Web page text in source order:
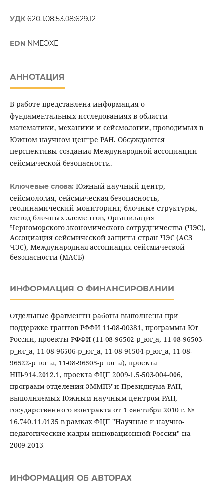
УДК 620.1.08:53.08:629.12
EDN NMEOXE
АННОТАЦИЯ
В работе представлена информация о
фундаментальных исследованиях в области
математики, механики и сейсмологии, проводимых в
Южном научном центре РАН. Обсуждаются
перспективы создания Международной ассоциации
сейсмической безопасности.
Ключевые слова: Южный научный центр,
сейсмология, сейсмическая безопасность,
геодинамический мониторинг, блочные структуры,
метод блочных элементов, Организация
Черноморского экономического сотрудничества (ЧЭС),
Ассоциация сейсмической защиты стран ЧЭС (АСЗ
ЧЭС), Международная ассоциация сейсмической
безопасности (МАСБ)
ИНФОРМАЦИЯ О ФИНАНСИРОВАНИИ
Отдельные фрагменты работы выполнены при
поддержке грантов РФФИ 11-08-00381, программы Юг
России, проекты РФФИ (11-08-96502-р_юг_а, 11-08-96503-
р_юг_а, 11-08-96506-р_юг_а, 11-08-96504-р_юг_а, 11-08-
96522-р_юг_а, 11-08-96505-р_юг_а), проекта
НШ-914.2012.1, проекта ФЦП 2009-1.5-503-004-006,
программ отделения ЭММПУ и Президиума РАН,
выполняемых Южным научным центром РАН,
государственного контракта от 1 сентября 2010 г. №
16.740.11.0135 в рамках ФЦП "Научные и научно-
педагогические кадры инновационной России" на
2009-2013.
ИНФОРМАЦИЯ ОБ АВТОРАХ